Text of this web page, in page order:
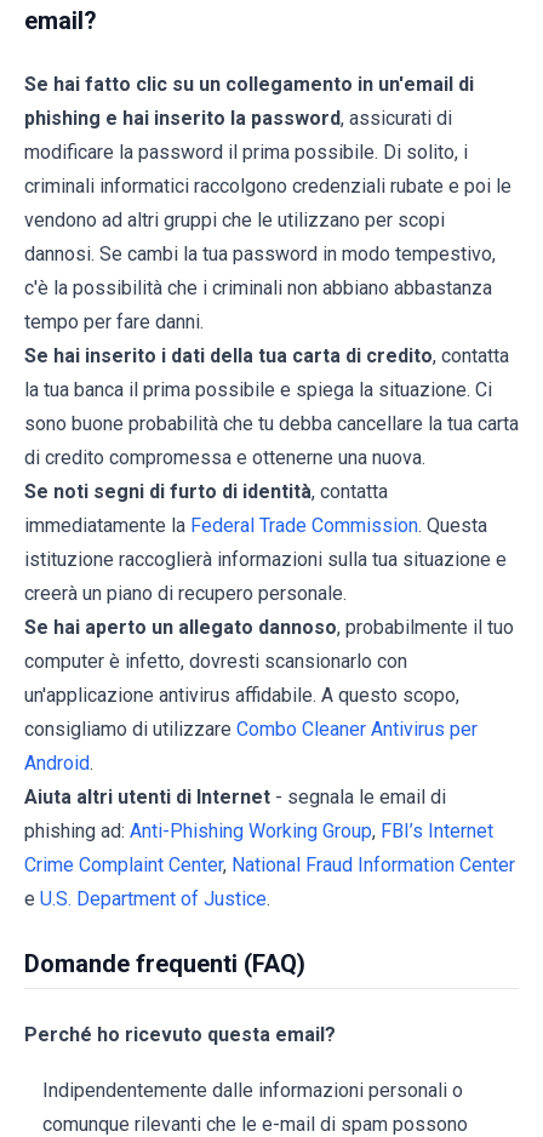
email?
Se hai fatto clic su un collegamento in un'email di
phishing e hai inserito la password, assicurati di
modificare la password il prima possibile. Di solito, i
criminali informatici raccolgono credenziali rubate e poi le
vendono ad altri gruppi che le utilizzano per scopi
dannosi. Se cambi la tua password in modo tempestivo,
c'è la possibilità che i criminali non abbiano abbastanza
tempo per fare danni.
Se hai inserito i dati della tua carta di credito, contatta
la tua banca il prima possibile e spiega la situazione. Ci
sono buone probabilità che tu debba cancellare la tua carta
di credito compromessa e ottenerne una nuova.
Se noti segni di furto di identità, contatta
immediatamente la Federal Trade Commission. Questa
istituzione raccoglierà informazioni sulla tua situazione e
creerà un piano di recupero personale.
Se hai aperto un allegato dannoso, probabilmente il tuo
computer è infetto, dovresti scansionarlo con
un'applicazione antivirus affidabile. A questo scopo,
consigliamo di utilizzare Combo Cleaner Antivirus per
Android.
Aiuta altri utenti di Internet - segnala le email di
phishing ad: Anti-Phishing Working Group, FBI’s Internet
Crime Complaint Center, National Fraud Information Center
e U.S. Department of Justice.
Domande frequenti (FAQ)
Perché ho ricevuto questa email?
Indipendentemente dalle informazioni personali o
comunque rilevanti che le e-mail di spam possono